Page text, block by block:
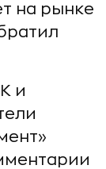
на рынке
и